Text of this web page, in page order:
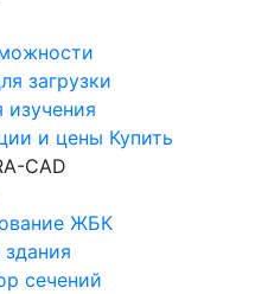
загрузки
изучения
и цены Купить
CAD
ЖБК
сечений